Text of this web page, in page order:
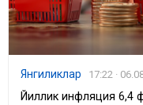
Янгиликлар 17:22 ·
Йиллик инфляция 6,4